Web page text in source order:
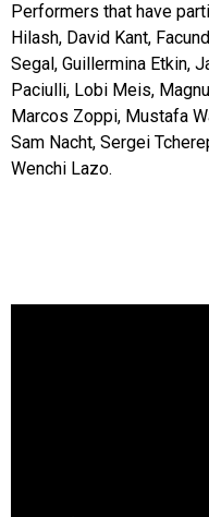
Performers that have
Hilash, David Kant,
Segal, Guillermina Etkin,
Paciulli, Lobi Meis,
Marcos Zoppi, Mustafa
Sam Nacht, Sergei
Wenchi Lazo.